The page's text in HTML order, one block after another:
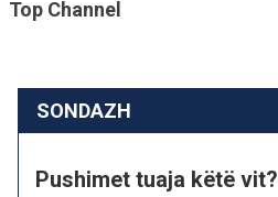
Top Channel
SONDAZH
Pushimet tuaja këtë vit?